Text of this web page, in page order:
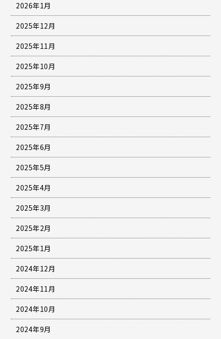
2026年1月
2025年12月
2025年11月
2025年10月
2025年9月
2025年8月
2025年7月
2025年6月
2025年5月
2025年4月
2025年3月
2025年2月
2025年1月
2024年12月
2024年11月
2024年10月
2024年9月